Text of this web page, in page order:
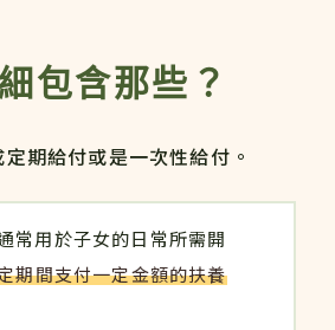
包含那些？
期給付或是一次性給付。
常用於子女的日常所需開
期間支付一定金額的扶養